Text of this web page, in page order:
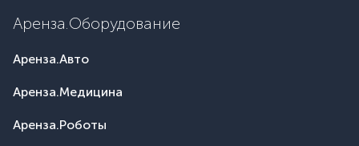
Аренза.Оборудование
Аренза.Авто
Аренза.Медицина
Аренза.Роботы